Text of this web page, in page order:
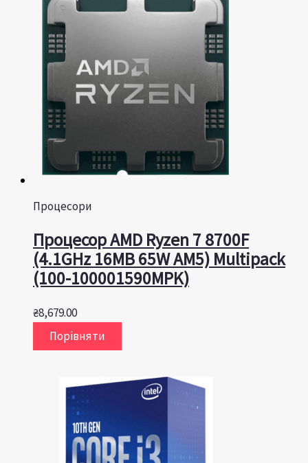
Процесори
Процесор AMD Ryzen 7 8700F
(4.1GHz 16MB 65W AM5) Multipack
(100-100001590MPK)
₴8,679.00
Порівняти